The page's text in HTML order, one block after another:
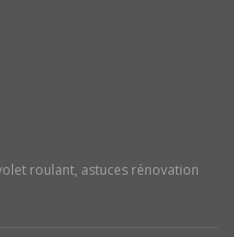
roulant, astuces rénovation